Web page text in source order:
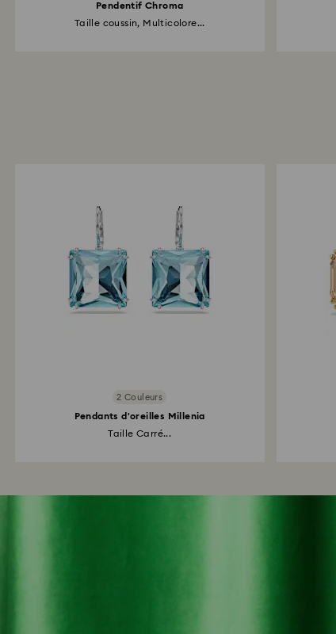
Pendentif Chroma
Taille coussin, Multicolore...
2 Couleurs
Pendants d'oreilles Millenia
Taille Carré...